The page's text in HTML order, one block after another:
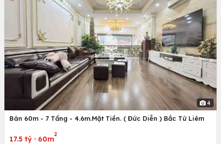
4
Bán 60m - 7 Tầng - 4.6m.Mặt Tiền. ( Đức Diễn ) Bắc Từ Liêm
17.5 tỷ · 60m
2